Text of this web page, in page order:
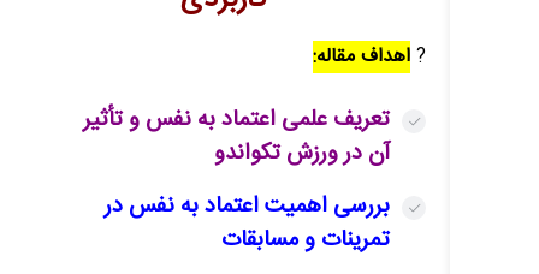
?اهداف مقاله:
تعریف علمی اعتماد به نفس و تأثیر
آن در ورزش تکواندو
بررسی اهمیت اعتماد به نفس در
تمرینات و مسابقات